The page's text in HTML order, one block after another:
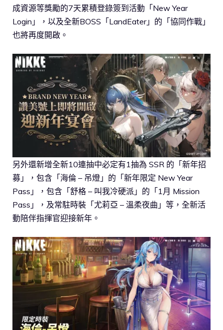
成資源等獎勵的7天累積登錄簽到活動「New Year
Login」，以及全新BOSS「LandEater」的「協同作戰」
也將再度開啟。
另外還新增全新10連抽中必定有1抽為 SSR 的「新年招
募」，包含「海倫 – 吊燈」的「新年限定 New Year
Pass」，包含「舒格 – 叫我冷硬派」的「1月 Mission
Pass」，及常駐時裝「尤莉亞 – 溫柔夜曲」等，全新活
動陪伴指揮官迎接新年。